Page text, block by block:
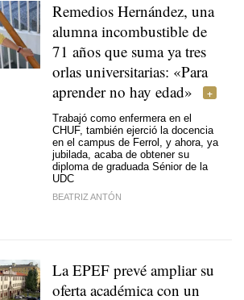
Remedios Hernández, una
alumna incombustible de
71 años que suma ya tres
orlas universitarias: «Para
aprender no hay edad»
Trabajó como enfermera en el
CHUF, también ejerció la docencia
en el campus de Ferrol, y ahora, ya
jubilada, acaba de obtener su
diploma de graduada Sénior de la
UDC
BEATRIZ ANTÓN
La EPEF prevé ampliar su
oferta académica con un